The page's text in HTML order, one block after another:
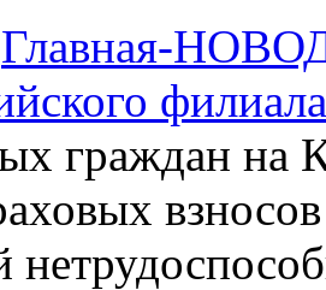
Главная-
граждан на